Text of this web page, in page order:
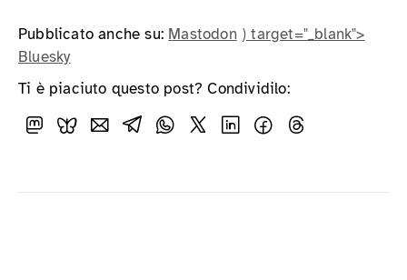
Pubblicato anche su: Mastodon ) target="_blank">
Bluesky
Ti è piaciuto questo post? Condividilo: